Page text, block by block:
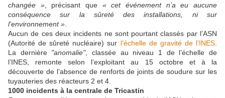
changée », précisant que « cet événement n’a eu aucune
conséquence sur la sûreté des installations, ni sur
l’environnement »
Aucun de ces deux incidents ne sont pourtant classés par l’ASN
(Autorité de sûreté nucléaire) sur l’échelle de gravité de l’INES
La dernière "anomalie", classée au niveau 1 de l’échelle de
l’INES, remonte selon l’exploitant au 15 octobre et à la
découverte de l’absence de renforts de joints de soudure sur les
tuyauteries des réacteurs 2 et 4.
1000 incidents à la centrale de Tricastin